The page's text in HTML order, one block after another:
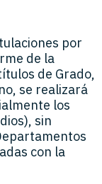
por
de la
de Grado,
se realizará
los
sin
con la